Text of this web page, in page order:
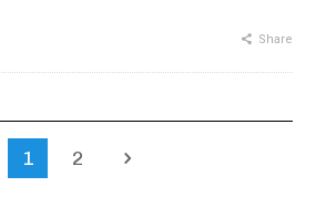
Share
1 2